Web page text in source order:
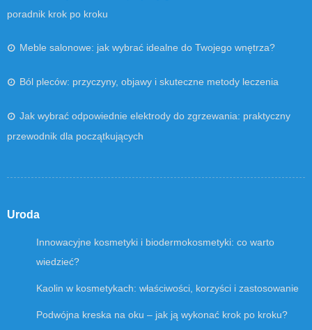
poradnik krok po kroku
Meble salonowe: jak wybrać idealne do Twojego wnętrza?
Ból pleców: przyczyny, objawy i skuteczne metody leczenia
Jak wybrać odpowiednie elektrody do zgrzewania: praktyczny
przewodnik dla początkujących
Uroda
Innowacyjne kosmetyki i biodermokosmetyki: co warto
wiedzieć?
Kaolin w kosmetykach: właściwości, korzyści i zastosowanie
Podwójna kreska na oku – jak ją wykonać krok po kroku?